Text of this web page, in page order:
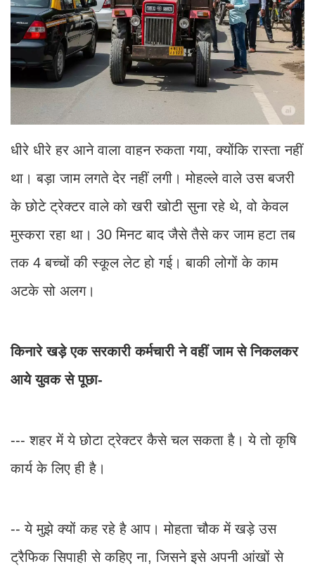
धीरे धीरे हर आने वाला वाहन रुकता गया, क्योंकि रास्ता नहीं
था। बड़ा जाम लगते देर नहीं लगी। मोहल्ले वाले उस बजरी
के छोटे ट्रेक्टर वाले को खरी खोटी सुना रहे थे, वो केवल
मुस्करा रहा था। 30 मिनट बाद जैसे तैसे कर जाम हटा तब
तक 4 बच्चों की स्कूल लेट हो गई। बाकी लोगों के काम
अटके सो अलग।
किनारे खड़े एक सरकारी कर्मचारी ने वहीं जाम से निकलकर
आये युवक से पूछा-
--- शहर में ये छोटा ट्रेक्टर कैसे चल सकता है। ये तो कृषि
कार्य के लिए ही है।
-- ये मुझे क्यों कह रहे है आप। मोहता चौक में खड़े उस
ट्रैफिक सिपाही से कहिए ना, जिसने इसे अपनी आंखों से